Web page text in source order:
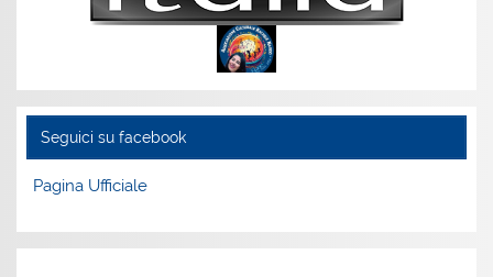
Seguici su facebook
Pagina Ufficiale